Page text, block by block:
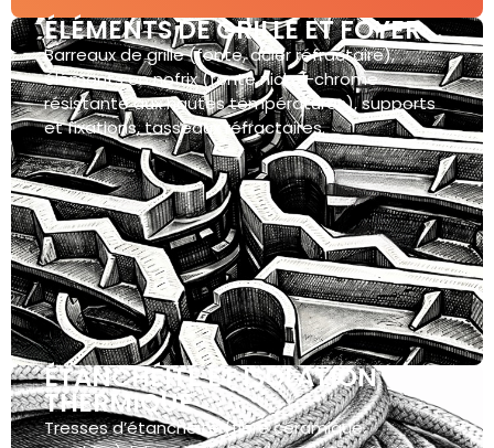
ÉLÉMENTS DE GRILLE ET FOYER
Barreaux de grille (fonte, acier réfractaire),
éléments en nofrix (fonte nickel-chrome
résistante aux hautes températures), supports
et fixations, tasseaux réfractaires.
ÉTANCHÉITÉ ET ISOLATION
THERMIQUE
Tresses d’étanchéité (fibre céramique,